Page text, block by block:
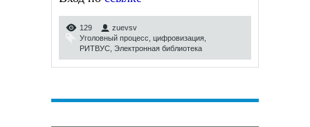
129
zuevsv
Уголовный процесс цифровизация
РИТВУС Электронная библиотека